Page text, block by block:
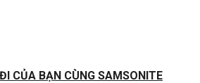
CỦA BẠN CÙNG SAMSONITE